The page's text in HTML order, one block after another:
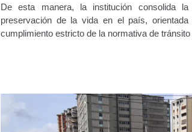
De esta manera, la institución consolida
preservación de la vida en el país,
cumplimiento estricto de la normativa de